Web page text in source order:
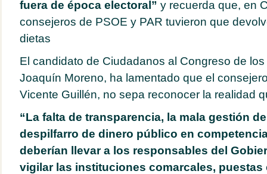
fuera de época electoral” y recuerda que, en
consejeros de PSOE y PAR tuvieron que
dietas
El candidato de Ciudadanos al Congreso de
Joaquín Moreno, ha lamentado que el
Vicente Guillén, no sepa reconocer la realidad
“La falta de transparencia, la mala gestión
despilfarro de dinero público en
deberían llevar a los responsables del
vigilar las instituciones comarcales, puestas